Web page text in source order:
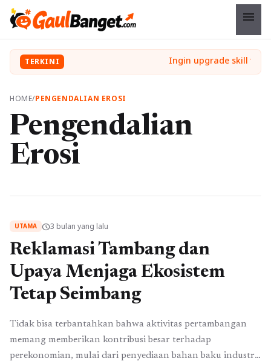
menu
TERKINI
HOME/PENGENDALIAN EROSI
Pengendalian
Erosi
UTAMA schedule3 bulan yang lalu
Reklamasi Tambang dan
Upaya Menjaga Ekosistem
Tetap Seimbang
Tidak bisa terbantahkan bahwa aktivitas pertambangan
memang memberikan kontribusi besar terhadap
perekonomian, mulai dari penyediaan bahan baku industri